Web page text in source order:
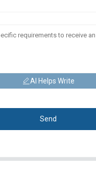
AI Helps Write
Send